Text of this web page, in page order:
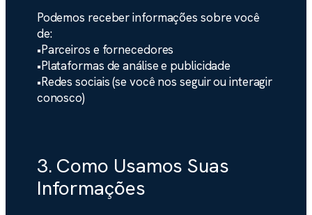
Podemos receber informações sobre você
de:
•Parceiros e fornecedores
•Plataformas de análise e publicidade
•Redes sociais (se você nos seguir ou interagir
conosco)
3. Como Usamos Suas
Informações